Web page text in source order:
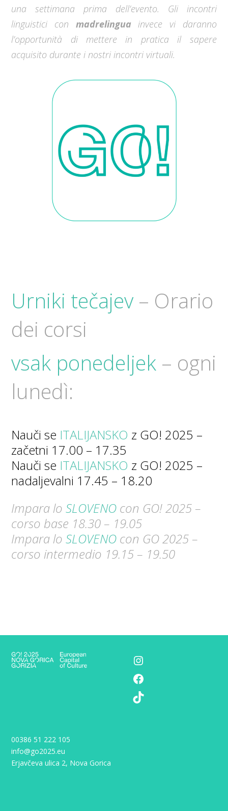
una settimana prima dell’evento. Gli incontri
linguistici con madrelinguainvece vi daranno
l’opportunità di mettere in pratica il sapere
acquisito durante i nostri incontri virtuali.
Urniki tečajev– Orario
dei corsi
vsak ponedeljek – ogni
lunedì:
Nauči se ITALIJANSKO z GO! 2025 –
začetni 17.00 – 17.35
Nauči se ITALIJANSKO z GO! 2025 –
nadaljevalni 17.45 – 18.20
Impara loSLOVENO con GO! 2025 –
corso base 18.30 – 19.05
Impara loSLOVENO con GO 2025 –
corso intermedio 19.15 – 19.50
Instagram
Facebook
TikTok
00386 51 222 105
info@go2025.eu
Erjavčeva ulica 2, Nova Gorica